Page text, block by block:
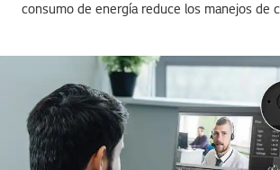
consumo de energía reduce los manejos de